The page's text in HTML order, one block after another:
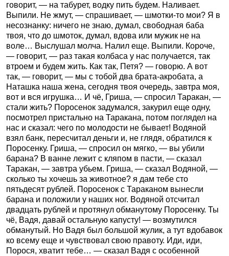
говорит, — на табурет, водку пить будем. Наливает.
Выпили. Не жмут, — спрашивает, — шмотки-то мои? Я в
несознанку: ничего не знаю, думал, свободная баба
твоя, что до шмоток, думал, вдова или мужик не на
воле… Выслушал молча. Налил еще. Выпили. Короче,
— говорит, — раз такая колбаса у нас получается, так
втроем и будем жить. Как так, Петя? — говорю. А вот
так, — говорит, — мы с тобой два брата-акробата, а
Наташка наша жена, сегодня твоя очередь, завтра моя,
вот и вся игрушка… И чё, Гриша, — спросил Таракан, —
стали жить? Поросенок задумался, закурил еще одну,
посмотрел пристально на Таракана, потом поглядел на
нас и сказал: чего по молодости не бывает! Водяной
взял банк, пересчитал деньги и, не глядя, обратился к
Поросенку. Гриша, — спросил он мягко, — вы убили
барана? В ванне лежит с кляпом в пасти, — сказал
Таракан, — завтра убьем. Гриша, — сказал Водяной, —
сколько ты хочешь за животное? я дам тебе сто
пятьдесят рублей. Поросенок с Тараканом вынесли
барана и положили у наших ног. Водяной отсчитал
двадцать рублей и протянул обманутому Поросенку. Ты
чё, Вадя, давай остальную капусту! — возмутился
обманутый. Но Вадя был большой жулик, а тут вдобавок
ко всему еще и чувствовал свою правоту. Иди, иди,
Порося, хватит тебе… — сказал Вадя с особенной